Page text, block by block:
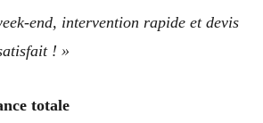
end, intervention rapide et devis
! »
totale